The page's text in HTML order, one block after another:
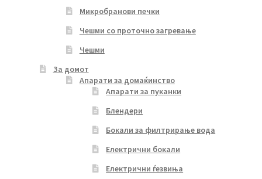
Микробранови печки
Чешми со проточно загревање
Чешми
За домот
Апарати за домаќинство
Апарати за пуканки
Блендери
Бокали за филтрирање вода
Електрични бокали
Електрични ѓезвиња